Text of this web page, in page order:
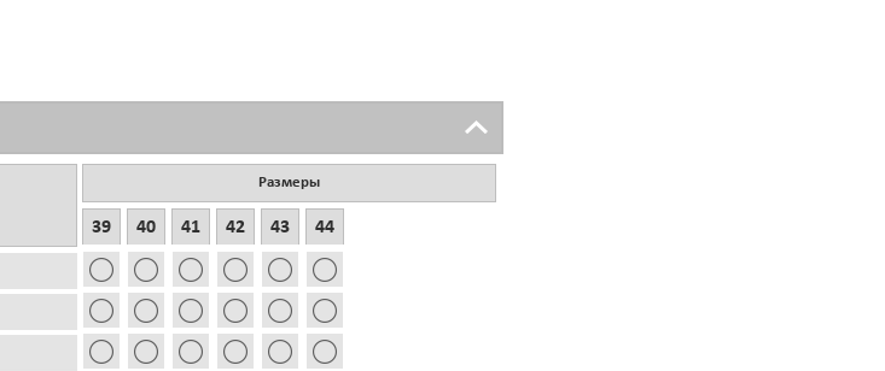
Размеры
39 40 41 42 43 44